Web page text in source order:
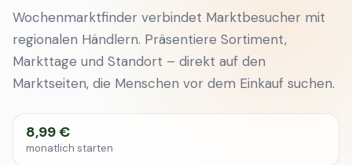
Wochenmarktfinder verbindet Marktbesucher mit
regionalen Händlern. Präsentiere Sortiment,
Markttage und Standort – direkt auf den
Marktseiten, die Menschen vor dem Einkauf suchen.
8,99 €
monatlich starten